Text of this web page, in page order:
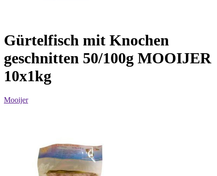
Gürtelfisch mit Knochen
geschnitten 50/100g MOOIJER
10x1kg
Mooijer